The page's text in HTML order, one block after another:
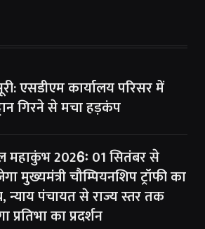
एसडीएम कार्यालय परिसर में
गिरने से मचा हड़कंप
महाकुंभ 2026ः 01 सितंबर से
मुख्यमंत्री चौम्पियनशिप ट्रॉफी का
न्याय पंचायत से राज्य स्तर तक
प्रतिभा का प्रदर्शन